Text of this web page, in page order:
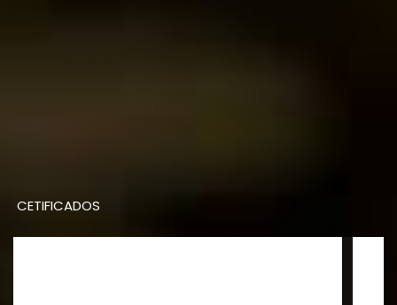
CETIFICADOS